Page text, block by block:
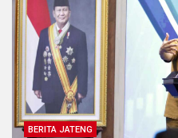
BERITA JATENG